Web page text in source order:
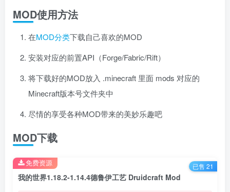
MOD使用方法
在MOD分类下载自己喜欢的MOD
安装对应的前置API（Forge/Fabric/Rift）
将下载好的MOD放入 .minecraft 里面 mods 对应的
Minecraft版本号文件夹中
尽情的享受各种MOD带来的美妙乐趣吧
MOD下载
我的世界1.18.2-1.14.4德鲁伊工艺 Druidcraft Mod
免费资源 已售 21